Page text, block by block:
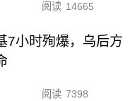
阅读 14665
7小时殉爆，乌后方
阅读 7398